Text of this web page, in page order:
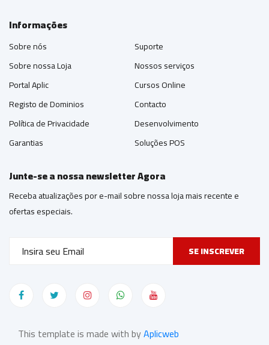
Informações
Sobre nós
Sobre nossa Loja
Portal Aplic
Registo de Dominios
Política de Privacidade
Garantias
Suporte
Nossos serviços
Cursos Online
Contacto
Desenvolvimento
Soluções POS
Junte-se a nossa newsletter Agora
Receba atualizações por e-mail sobre nossa loja mais recente e
ofertas especiais.
SE INSCREVER
This template is made with byAplicweb